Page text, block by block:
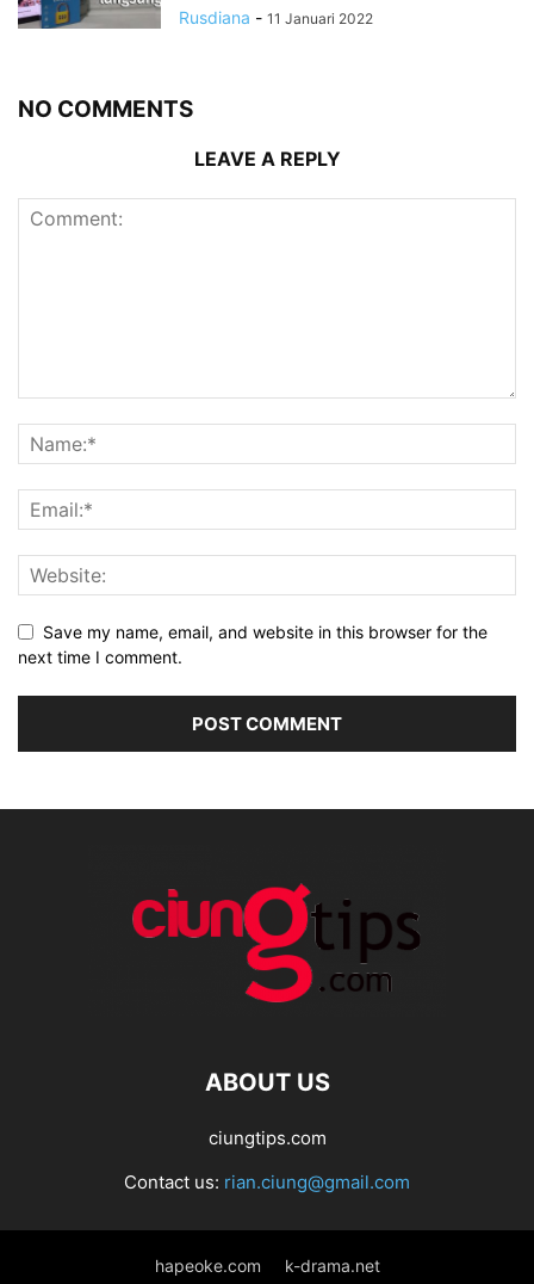
Rusdiana - 11 Januari 2022
NO COMMENTS
LEAVE A REPLY
Save my name, email, and website in this browser for the
next time I comment.
ABOUT US
ciungtips.com
Contact us: rian.ciung@gmail.com
hapeoke.com k-drama.net